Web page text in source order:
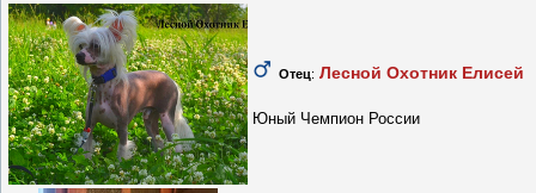
Отец: Лесной Охотник Елисей
Юный Чемпион России